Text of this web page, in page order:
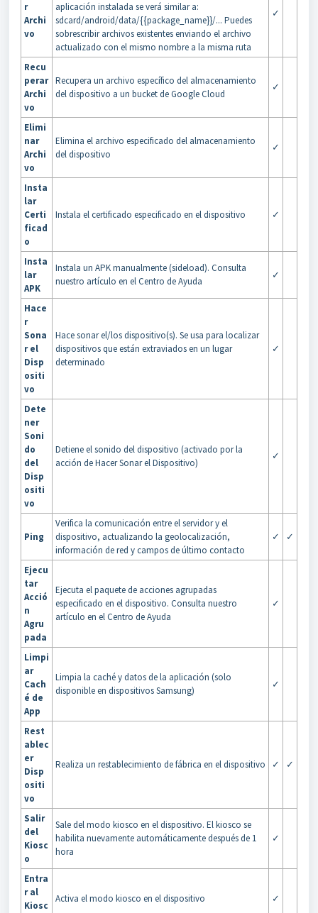
r
Archi
vo
aplicación instalada se verá similar a:
sdcard/android/data/{{package_name}}/... Puedes
sobrescribir archivos existentes enviando el archivo
actualizado con el mismo nombre a la misma ruta
✓
Recu
perar
Archi
vo
Recupera un archivo específico del almacenamiento
del dispositivo a un bucket de Google Cloud
✓
Elimi
nar
Archi
vo
Elimina el archivo especificado del almacenamiento
del dispositivo
✓
Insta
lar
Certi
ficad
o
Instala el certificado especificado en el dispositivo ✓
Insta
lar
APK
Instala un APK manualmente (sideload). Consulta
nuestro artículo en el Centro de Ayuda
✓
Hace
r
Sona
r el
Disp
ositi
vo
Hace sonar el/los dispositivo(s). Se usa para localizar
dispositivos que están extraviados en un lugar
determinado
✓
Dete
ner
Soni
do
del
Disp
ositi
vo
Detiene el sonido del dispositivo (activado por la
acción de Hacer Sonar el Dispositivo)
✓
Ping
Verifica la comunicación entre el servidor y el
dispositivo, actualizando la geolocalización,
información de red y campos de último contacto
✓ ✓
Ejecu
tar
Acció
n
Agru
pada
Ejecuta el paquete de acciones agrupadas
especificado en el dispositivo. Consulta nuestro
artículo en el Centro de Ayuda
✓
Limpi
ar
Cach
é de
App
Limpia la caché y datos de la aplicación (solo
disponible en dispositivos Samsung)
✓
Rest
ablec
er
Disp
ositi
vo
Realiza un restablecimiento de fábrica en el dispositivo ✓ ✓
Salir
del
Kiosc
o
Sale del modo kiosco en el dispositivo. El kiosco se
habilita nuevamente automáticamente después de 1
hora
✓
Entra
r al
Kiosc
Activa el modo kiosco en el dispositivo ✓